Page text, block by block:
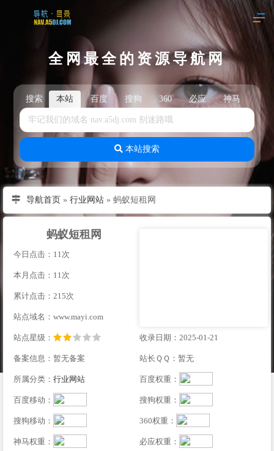
全网最全的资源导航网
搜索 本站 百度 搜狗 360 必应 神马 头
本站搜索
导航首页 » 行业网站» 蚂蚁短租网
蚂蚁短租网
今日点击：11次
本月点击：11次
累计点击：215次
站点域名：www.mayi.com
站点星级： 收录日期：2025-01-21
备案信息：暂无备案 站长ＱＱ：暂无
所属分类： 行业网站 百度权重：
百度移动： 搜狗权重：
搜狗移动： 360权重：
神马权重： 必应权重：